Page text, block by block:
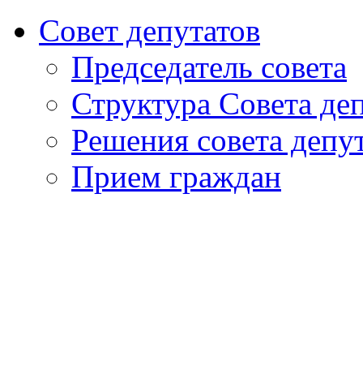
Совет депутатов
Председатель совета
Структура Совета
Решения совета
Прием граждан